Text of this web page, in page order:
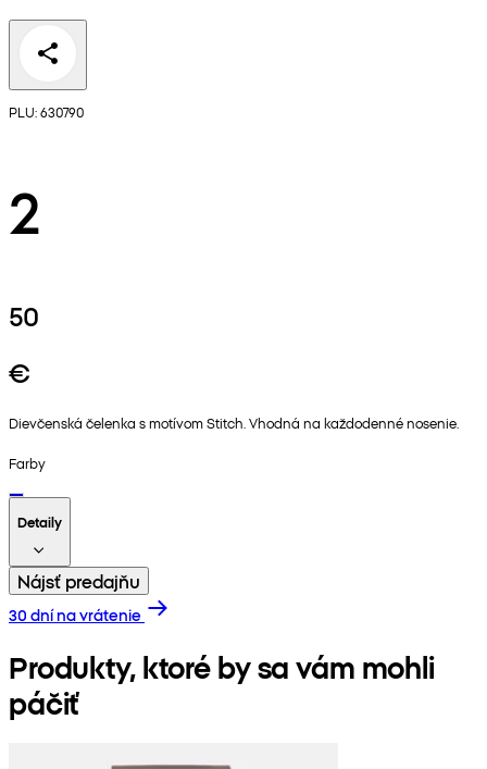
PLU: 630790
2
50
€
Dievčenská čelenka s motívom Stitch. Vhodná na každodenné nosenie.
Farby
Detaily
Nájsť predajňu
30 dní na vrátenie
Produkty, ktoré by sa vám mohli
páčiť